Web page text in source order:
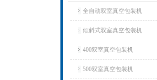
全自动双室真空包装机
倾斜式双室真空包装机
400双室真空包装机
500双室真空包装机